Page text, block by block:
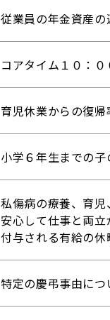
従業員の年金資産
コアタイム１０：
育児休業からの復帰
小学６年生までの
私傷病の療養、育
安心して仕事と両
付与される有給の休
特定の慶弔事由に